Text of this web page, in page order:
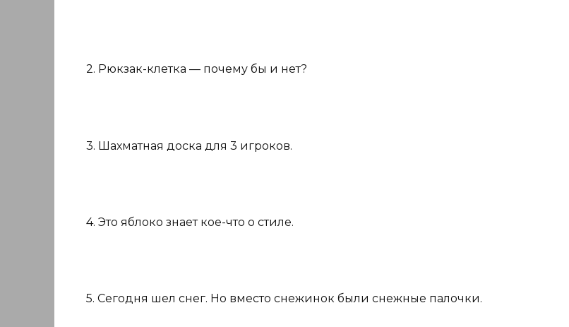
2. Рюкзак-клетка — почему бы и нет?
3. Шахматная доска для 3 игроков.
4. Это яблоко знает кое-что о стиле.
5. Сегодня шел снег. Но вместо снежинок были снежные палочки.